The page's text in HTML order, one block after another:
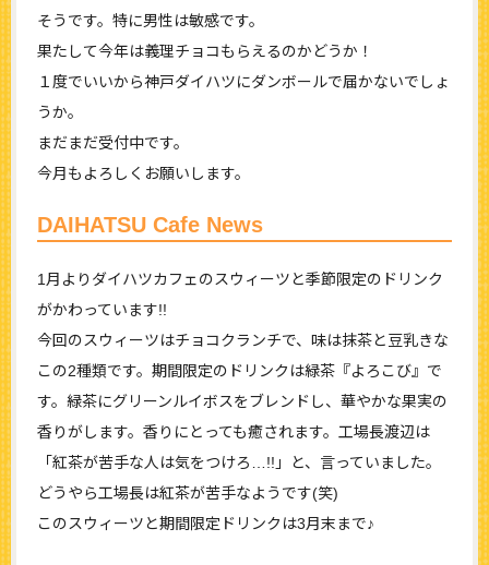
そうです。特に男性は敏感です。
果たして今年は義理チョコもらえるのかどうか！
１度でいいから神戸ダイハツにダンボールで届かないでしょ
うか。
まだまだ受付中です。
今月もよろしくお願いします。
DAIHATSU Cafe News
1月よりダイハツカフェのスウィーツと季節限定のドリンク
がかわっています!!
今回のスウィーツはチョコクランチで、味は抹茶と豆乳きな
この2種類です。期間限定のドリンクは緑茶『よろこび』で
す。緑茶にグリーンルイボスをブレンドし、華やかな果実の
香りがします。香りにとっても癒されます。工場長渡辺は
「紅茶が苦手な人は気をつけろ…!!」と、言っていました。
どうやら工場長は紅茶が苦手なようです(笑)
このスウィーツと期間限定ドリンクは3月末まで♪